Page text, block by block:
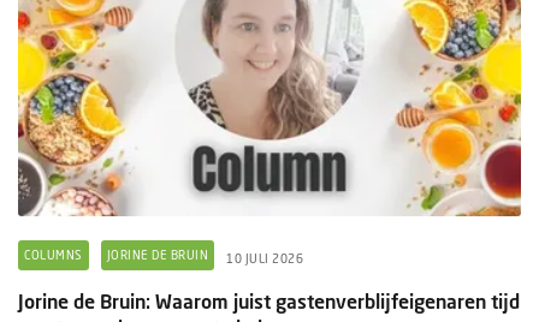
COLUMNS JORINE DE BRUIN 10 JULI 2026
Jorine de Bruin: Waarom juist gastenverblijfeigenaren tijd